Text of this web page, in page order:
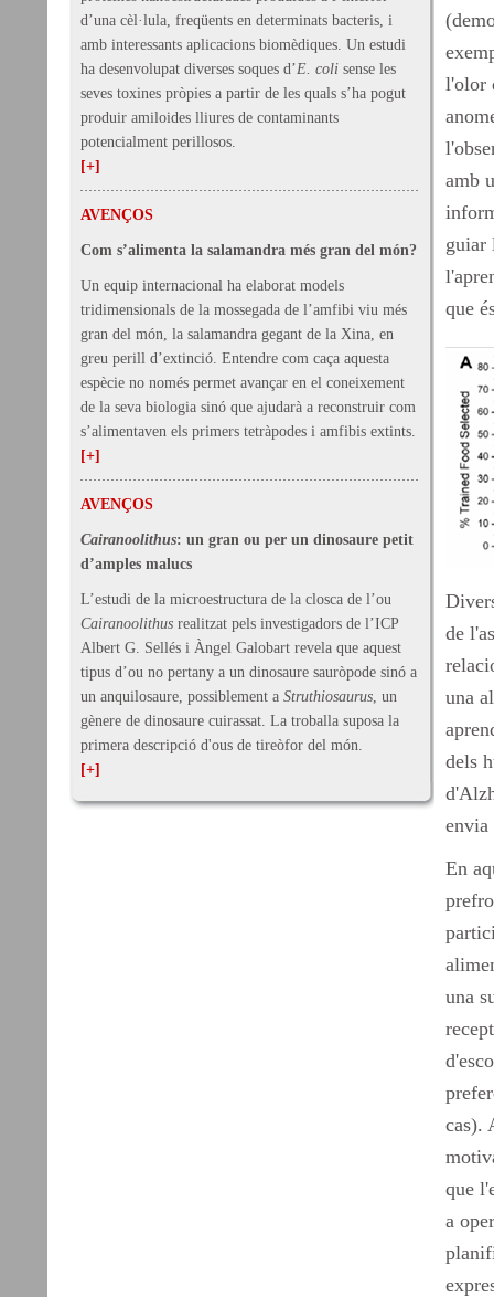
d’una cèl·lula, freqüents en determinats bacteris, i
amb interessants aplicacions biomèdiques. Un estudi
ha desenvolupat diverses soques d’E. coli sense les
seves toxines pròpies a partir de les quals s’ha pogut
produir amiloides lliures de contaminants
potencialment perillosos.
[+]
AVENÇOS
Com s’alimenta la salamandra més gran del món?
Un equip internacional ha elaborat models
tridimensionals de la mossegada de l’amfibi viu més
gran del món, la salamandra gegant de la Xina, en
greu perill d’extinció. Entendre com caça aquesta
espècie no només permet avançar en el coneixement
de la seva biologia sinó que ajudarà a reconstruir com
s’alimentaven els primers tetràpodes i amfibis extints.
[+]
AVENÇOS
Cairanoolithus: un gran ou per un dinosaure petit
d’amples malucs
L’estudi de la microestructura de la closca de l’ou
Cairanoolithus realitzat pels investigadors de l’ICP
Albert G. Sellés i Àngel Galobart revela que aquest
tipus d’ou no pertany a un dinosaure sauròpode sinó a
un anquilosaure, possiblement a Struthiosaurus, un
gènere de dinosaure cuirassat. La troballa suposa la
primera descripció d'ous de tireòfor del món.
[+]
l'olor
amb
guiar
que
de
una
dels
envia
En
una
cas).
que
a